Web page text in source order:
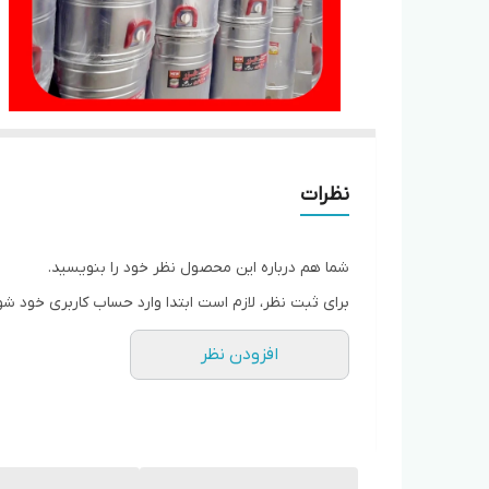
نظرات
شما هم درباره این محصول نظر خود را بنویسید.
برای ثبت نظر، لازم است ابتدا وارد حساب کاربری خود
افزودن نظر